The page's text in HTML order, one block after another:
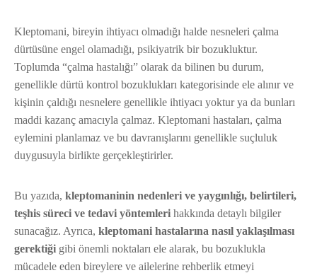
Kleptomani, bireyin ihtiyacı olmadığı halde nesneleri çalma
dürtüsüne engel olamadığı, psikiyatrik bir bozukluktur.
Toplumda “çalma hastalığı” olarak da bilinen bu durum,
genellikle dürtü kontrol bozuklukları kategorisinde ele alınır ve
kişinin çaldığı nesnelere genellikle ihtiyacı yoktur ya da bunları
maddi kazanç amacıyla çalmaz. Kleptomani hastaları, çalma
eylemini planlamaz ve bu davranışlarını genellikle suçluluk
duygusuyla birlikte gerçekleştirirler.
Bu yazıda, kleptomaninin nedenleri ve yaygınlığı, belirtileri,
teşhis süreci ve tedavi yöntemleri hakkında detaylı bilgiler
sunacağız. Ayrıca, kleptomani hastalarına nasıl yaklaşılması
gerektiği gibi önemli noktaları ele alarak, bu bozuklukla
mücadele eden bireylere ve ailelerine rehberlik etmeyi